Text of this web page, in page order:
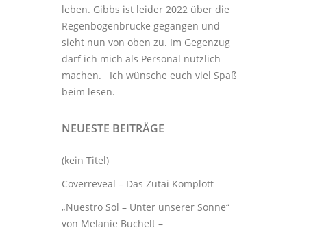
leben. Gibbs ist leider 2022 über die
Regenbogenbrücke gegangen und
sieht nun von oben zu. Im Gegenzug
darf ich mich als Personal nützlich
machen. Ich wünsche euch viel Spaß
beim lesen.
NEUESTE BEITRÄGE
(kein Titel)
Coverreveal – Das Zutai Komplott
„Nuestro Sol – Unter unserer Sonne“
von Melanie Buchelt –